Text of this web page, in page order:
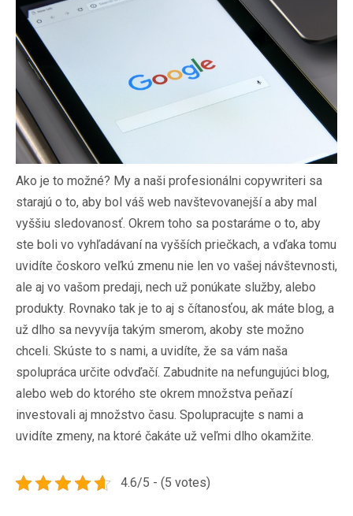
Ako je to možné? My a naši profesionálni copywriteri sa
starajú o to, aby bol váš web navštevovanejší a aby mal
vyššiu sledovanosť. Okrem toho sa postaráme o to, aby
ste boli vo vyhľadávaní na vyšších priečkach, a vďaka tomu
uvidíte čoskoro veľkú zmenu nie len vo vašej návštevnosti,
ale aj vo vašom predaji, nech už ponúkate služby, alebo
produkty. Rovnako tak je to aj s čítanosťou, ak máte blog, a
už dlho sa nevyvíja takým smerom, akoby ste možno
chceli. Skúste to s nami, a uvidíte, že sa vám naša
spolupráca určite odvďačí. Zabudnite na nefungujúci blog,
alebo web do ktorého ste okrem množstva peňazí
investovali aj množstvo času. Spolupracujte s nami a
uvidíte zmeny, na ktoré čakáte už veľmi dlho okamžite.
4.6/5 - (5 votes)